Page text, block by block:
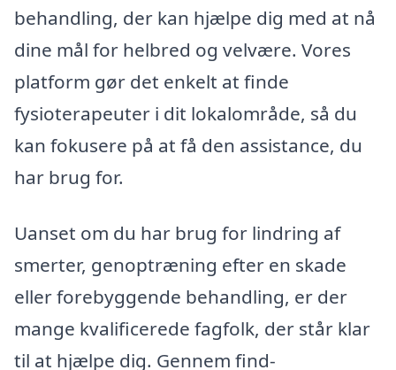
behandling, der kan hjælpe dig med at nå
dine mål for helbred og velvære. Vores
platform gør det enkelt at finde
fysioterapeuter i dit lokalområde, så du
kan fokusere på at få den assistance, du
har brug for.
Uanset om du har brug for lindring af
smerter, genoptræning efter en skade
eller forebyggende behandling, er der
mange kvalificerede fagfolk, der står klar
til at hjælpe dig. Gennem find-